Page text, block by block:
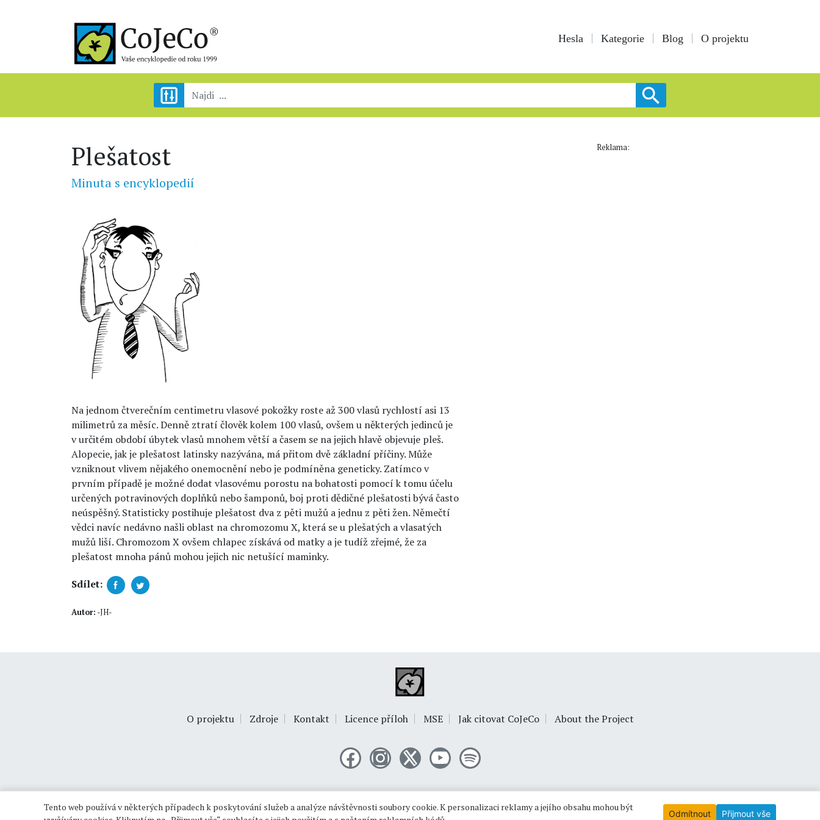
Hesla Kategorie Blog O projektu
Plešatost
Minuta s encyklopedií
Na jednom čtverečním centimetru vlasové pokožky roste až 300 vlasů rychlostí asi 13
milimetrů za měsíc. Denně ztratí člověk kolem 100 vlasů, ovšem u některých jedinců je
v určitém období úbytek vlasů mnohem větší a časem se na jejich hlavě objevuje pleš.
Alopecie, jak je plešatost latinsky nazývána, má přitom dvě základní příčiny. Může
vzniknout vlivem nějakého onemocnění nebo je podmíněna geneticky. Zatímco v
prvním případě je možné dodat vlasovému porostu na bohatosti pomocí k tomu účelu
určených potravinových doplňků nebo šamponů, boj proti dědičné plešatosti bývá často
neúspěšný. Statisticky postihuje plešatost dva z pěti mužů a jednu z pěti žen. Němečtí
vědci navíc nedávno našli oblast na chromozomu X, která se u plešatých a vlasatých
mužů liší. Chromozom X ovšem chlapec získává od matky a je tudíž zřejmé, že za
plešatost mnoha pánů mohou jejich nic netušící maminky.
Sdílet:
Autor: -JH-
Reklama:
O projektu Zdroje Kontakt Licence příloh MSE Jak citovat CoJeCo About the Project
Tento web používá v některých případech k poskytování služeb a analýze návštěvnosti soubory cookie. K personalizaci reklamy a jejího obsahu mohou být
Odmítnout Přijmout vše